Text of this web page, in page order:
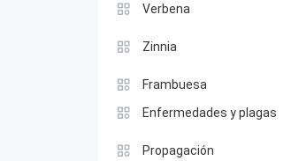
Verbena
Zinnia
Frambuesa
Enfermedades y plagas
Propagación